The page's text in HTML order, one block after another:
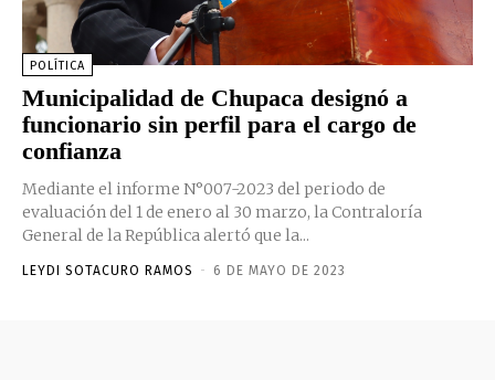
POLÍTICA
Municipalidad de Chupaca designó a
funcionario sin perfil para el cargo de
confianza
Mediante el informe N°007-2023 del periodo de
evaluación del 1 de enero al 30 marzo, la Contraloría
General de la República alertó que la...
LEYDI SOTACURO RAMOS - 6 DE MAYO DE 2023